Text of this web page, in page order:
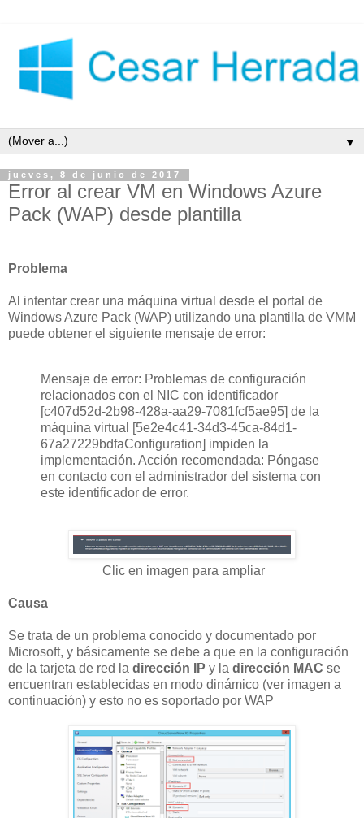
▼
jueves, 8 de junio de 2017
Error al crear VM en Windows Azure
Pack (WAP) desde plantilla
Problema
Al intentar crear una máquina virtual desde el portal de
Windows Azure Pack (WAP) utilizando una plantilla de VMM
puede obtener el siguiente mensaje de error:
Mensaje de error: Problemas de configuración
relacionados con el NIC con identificador
[c407d52d-2b98-428a-aa29-7081fcf5ae95] de la
máquina virtual [5e2e4c41-34d3-45ca-84d1-
67a27229bdfaConfiguration] impiden la
implementación. Acción recomendada: Póngase
en contacto con el administrador del sistema con
este identificador de error.
Clic en imagen para ampliar
Causa
Se trata de un problema conocido y documentado por
Microsoft, y básicamente se debe a que en la configuración
de la tarjeta de red la dirección IP y la dirección MAC se
encuentran establecidas en modo dinámico (ver imagen a
continuación) y esto no es soportado por WAP